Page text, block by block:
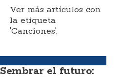
Ver más artículos con
la etiqueta
'Canciones'.
Sembrar el futuro: